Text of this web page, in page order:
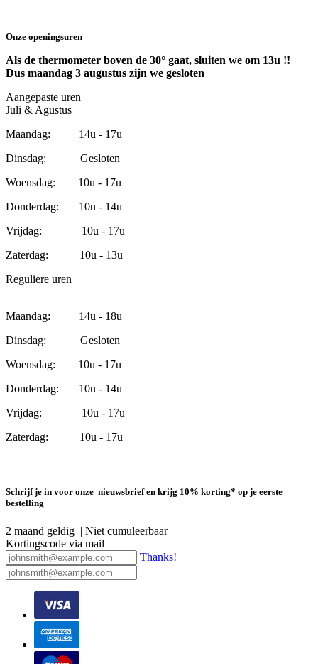
Onze openingsuren
Als de thermometer boven de 30° gaat, sluiten we om 13u !!
Dus maandag 3 augustus zijn we gesloten
Aangepaste uren
Juli & Agustus
Maandag: 14u - 17u
Dinsdag: Gesloten
Woensdag: 10u - 17u
Donderdag: 10u - 14u
Vrijdag: 10u - 17u
Zaterdag: 10u - 13u
Reguliere uren
Maandag: 14u - 18u
Dinsdag: Gesloten
Woensdag: 10u - 17u
Donderdag: 10u - 14u
Vrijdag: 10u - 17u
Zaterdag: 10u - 17u
Schrijf je in voor onze nieuwsbrief en krijg 10% korting* op je eerste
bestelling
2 maand geldig | Niet cumuleerbaar
Kortingscode via mail
Thanks!